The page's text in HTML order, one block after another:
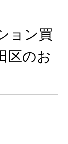
ョン買
区のお